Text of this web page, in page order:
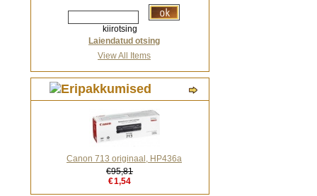
kiirotsing
Laiendatud otsing
View All Items
Canon 713 originaal, HP436a
€95,81
€1,54